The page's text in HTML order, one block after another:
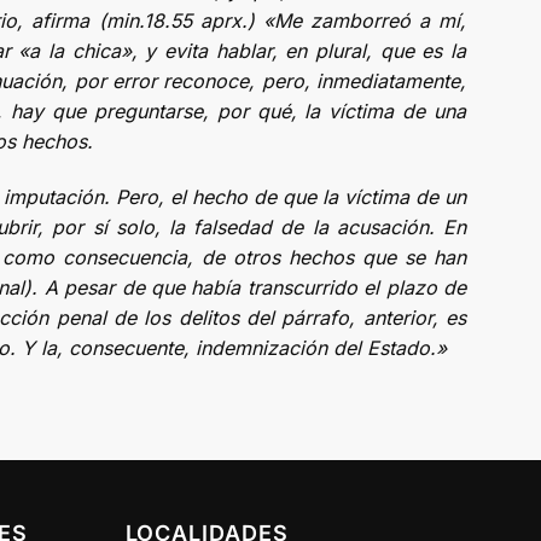
afirma (min.18.55 aprx.) «Me zamborreó a mí,
«a la chica», y evita hablar, en plural, que es la
por error reconoce, pero, inmediatamente,
que preguntarse, por qué, la víctima de una
hechos.
Pero, el hecho de que la víctima de un
por sí solo, la falsedad de la acusación. En
consecuencia, de otros hechos que se han
A pesar de que había transcurrido el plazo de
penal de los delitos del párrafo, anterior, es
Y la, consecuente, indemnización del Estado.»
LOCALIDADES